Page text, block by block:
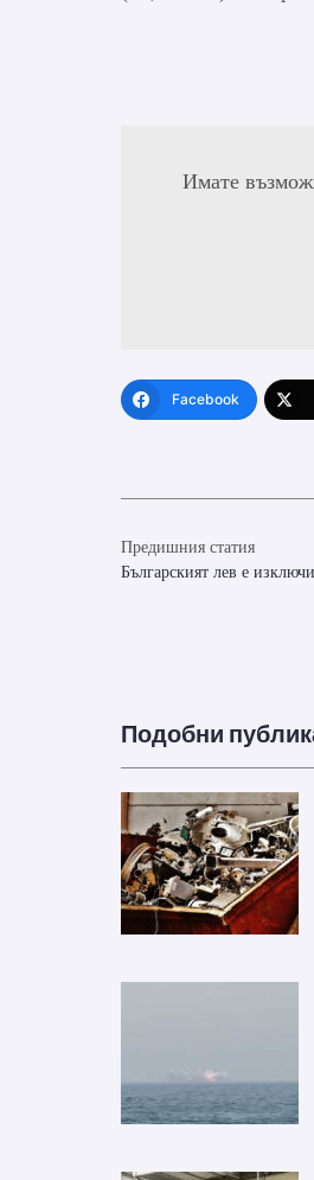
Имате
Facebook
Предишния статия
Българският лев е
Подобни